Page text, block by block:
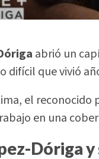
abrió un
difícil que vivió
el
en una
Dóriga